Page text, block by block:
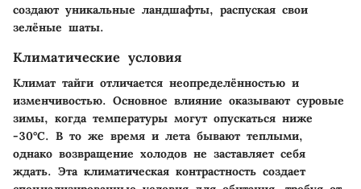
создают уникальные ландшафты, распуская свои
зелёные шаты.
Климатические условия
Климат тайги отличается неопределённостью и
изменчивостью. Основное влияние оказывают суровые
зимы, когда температуры могут опускаться ниже
-30°C. В то же время и лета бывают теплыми,
однако возвращение холодов не заставляет себя
ждать. Эта климатическая контрастность создает